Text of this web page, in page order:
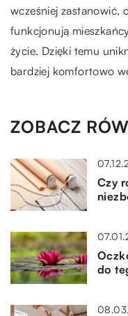
wcześniej zastanowić,
funkcjonują
życie. Dzięki temu
bardziej komfortowo
ZOBACZ
Czy
do